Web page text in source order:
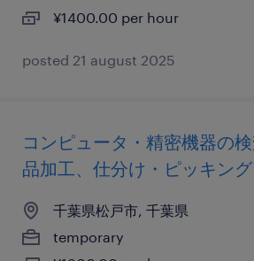
¥1400.00 per hour
posted 21 august 2025
コンピュータ・精密機器の
品加工、仕分け・ピッキン
千葉県松戸市, 千葉県
temporary